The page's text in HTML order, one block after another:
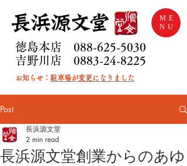
徳島本店 088-625-5030
​吉野川店 0883-24-8225
お知らせ： 駐車場が変更になりました
ME
NU
Post
長浜源文堂創業からのあゆ
長浜源文堂
2 min read